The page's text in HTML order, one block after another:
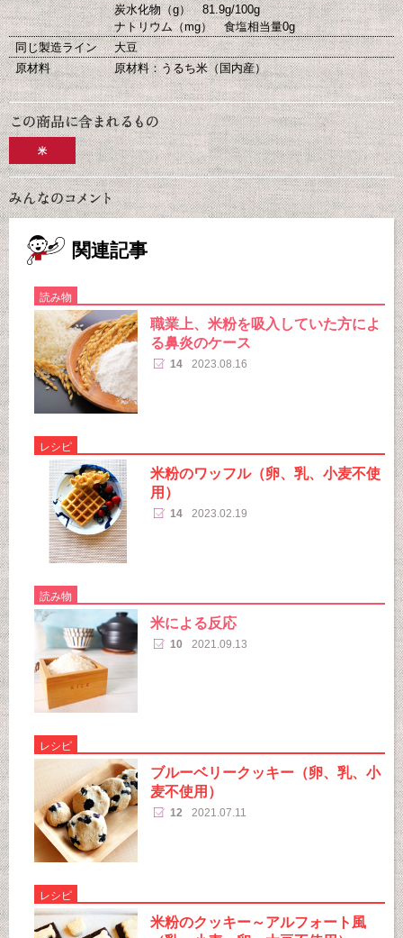
炭水化物（g） 81.9g/100g
ナトリウム（mg） 食塩相当量0g
同じ製造ライン
大豆
原材料
原材料：うるち米（国内産）
米
関連記事
読み物
職業上、米粉を吸入していた方によ
る鼻炎のケース
14 2023.08.16
レシピ
米粉のワッフル（卵、乳、小麦不使
用）
14 2023.02.19
読み物
米による反応
10 2021.09.13
レシピ
ブルーベリークッキー（卵、乳、小
麦不使用）
12 2021.07.11
レシピ
米粉のクッキー～アルフォート風